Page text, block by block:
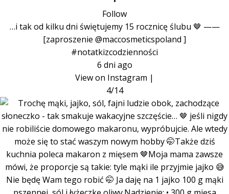
Follow
…i tak od kilku dni świętujemy 15 rocznicę ślubu 🤎 ——
[zaproszenie @maccosmeticspoland ]
#notatkizcodzienności
6 dni ago
View on Instagram |
4/14